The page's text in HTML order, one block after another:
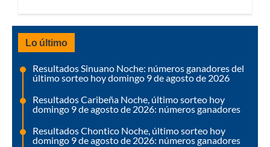
Lo último
Resultados Sinuano Noche: números ganadores del
último sorteo hoy domingo 9 de agosto de 2026
Resultados Caribeña Noche, último sorteo hoy
domingo 9 de agosto de 2026: números ganadores
Resultados Chontico Noche, último sorteo hoy
domingo 9 de agosto de 2026: números ganadores